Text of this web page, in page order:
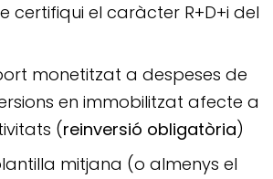
certifiqui el caràcter R+D+i del
monetitzat a despeses de
en immobilitzat afecte a
(reinversió obligatòria)
mitjana (o almenys el